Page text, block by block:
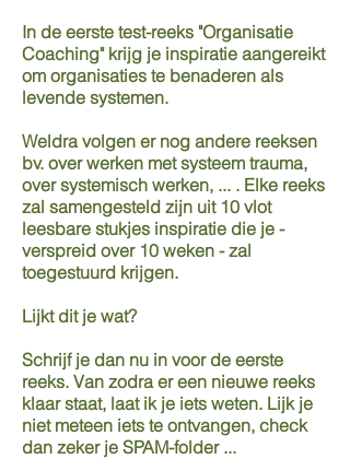
In de eerste test-reeks "Organisatie
Coaching" krijg je inspiratie aangereikt
om organisaties te benaderen als
levende systemen.
Weldra volgen er nog andere reeksen
bv. over werken met systeem trauma,
over systemisch werken, ... . Elke reeks
zal samengesteld zijn uit 10 vlot
leesbare stukjes inspiratie die je -
verspreid over 10 weken - zal
toegestuurd krijgen.
Lijkt dit je wat?
Schrijf je dan nu in voor de eerste
reeks. Van zodra er een nieuwe reeks
klaar staat, laat ik je iets weten. Lijk je
niet meteen iets te ontvangen, check
dan zeker je SPAM-folder ...